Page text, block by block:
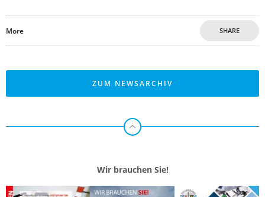
More SHARE
ZUM NEWSARCHIV
Wir brauchen Sie!